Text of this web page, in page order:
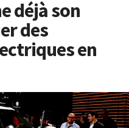
déjà son
des
en